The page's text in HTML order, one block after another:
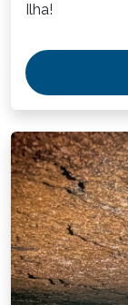
Ilha!